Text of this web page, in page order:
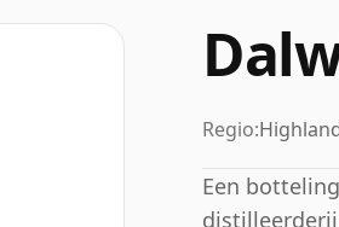
Regio:
Een